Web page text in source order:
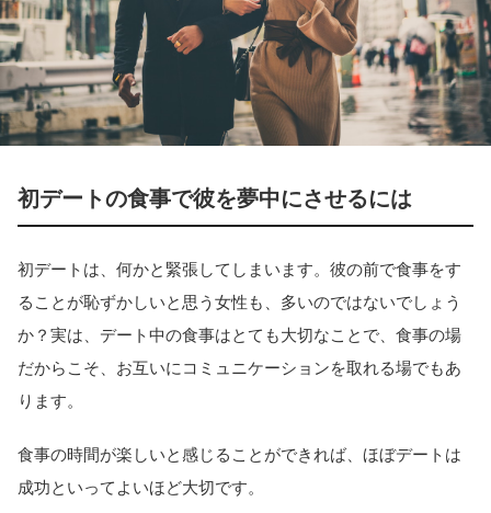
初デートの食事で彼を夢中にさせるには
初デートは、何かと緊張してしまいます。彼の前で食事をす
ることが恥ずかしいと思う女性も、多いのではないでしょう
か？実は、デート中の食事はとても大切なことで、食事の場
だからこそ、お互いにコミュニケーションを取れる場でもあ
ります。
食事の時間が楽しいと感じることができれば、ほぼデートは
成功といってよいほど大切です。